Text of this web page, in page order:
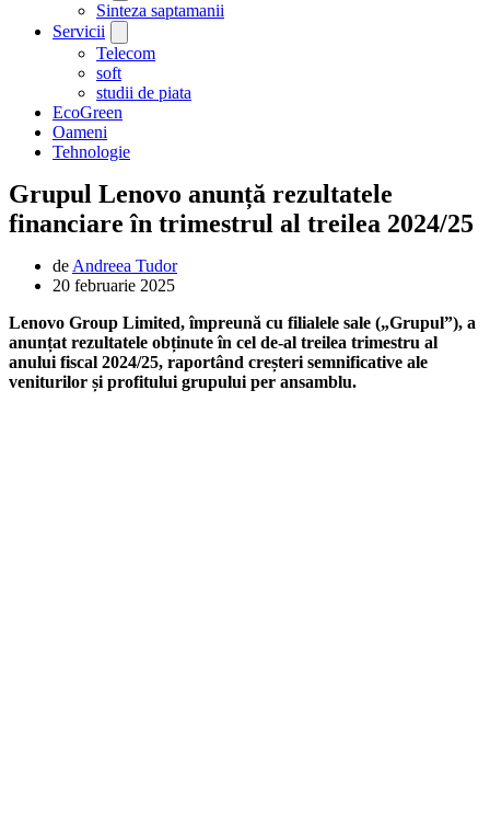
Sinteza saptamanii
Servicii
Telecom
soft
studii de piata
EcoGreen
Oameni
Tehnologie
Grupul Lenovo anunță rezultatele
financiare în trimestrul al treilea 2024/25
de Andreea Tudor
20 februarie 2025
Lenovo Group Limited, împreună cu filialele sale („Grupul”), a
anunțat rezultatele obținute în cel de-al treilea trimestru al
anului fiscal 2024/25, raportând creșteri semnificative ale
veniturilor și profitului grupului per ansamblu.